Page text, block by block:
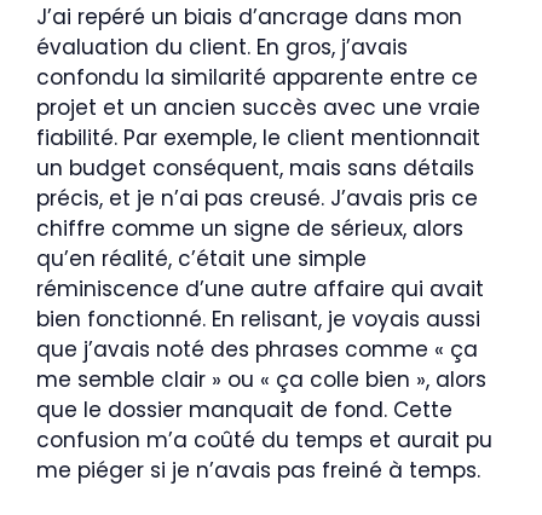
J’ai repéré un biais d’ancrage dans mon
évaluation du client. En gros, j’avais
confondu la similarité apparente entre ce
projet et un ancien succès avec une vraie
fiabilité. Par exemple, le client mentionnait
un budget conséquent, mais sans détails
précis, et je n’ai pas creusé. J’avais pris ce
chiffre comme un signe de sérieux, alors
qu’en réalité, c’était une simple
réminiscence d’une autre affaire qui avait
bien fonctionné. En relisant, je voyais aussi
que j’avais noté des phrases comme « ça
me semble clair » ou « ça colle bien », alors
que le dossier manquait de fond. Cette
confusion m’a coûté du temps et aurait pu
me piéger si je n’avais pas freiné à temps.